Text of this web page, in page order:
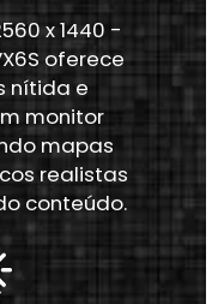
x 1440 -
oferece
nítida e
monitor
mapas
realistas
conteúdo.